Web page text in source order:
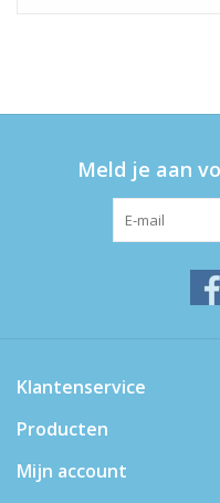
Meld je aan
Klantenservice
Producten
Mijn account